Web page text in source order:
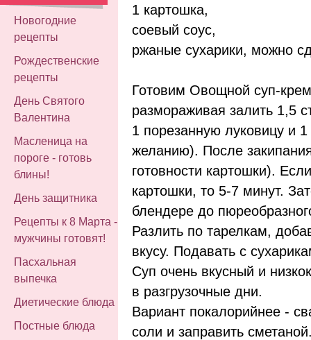
Новогодние
рецепты
Рождественские
рецепты
День Святого
Валентина
Масленица на
пороге - готовь
блины!
День защитника
Рецепты к 8 Марта -
мужчины готовят!
Пасхальная
выпечка
Диетические блюда
Постные блюда
1 картошка,
соевый соус,
ржаные сухарики, можно
Готовим Овощной суп-
размораживая залить 1,5
1 порезанную луковицу и
желанию). После
готовности картошки).
картошки, то 5-7 минут.
блендере до
Разлить по тарелкам,
вкусу. Подавать с
Суп очень вкусный и
в разгрузочные дни.
Вариант покалорийнее -
соли и заправить